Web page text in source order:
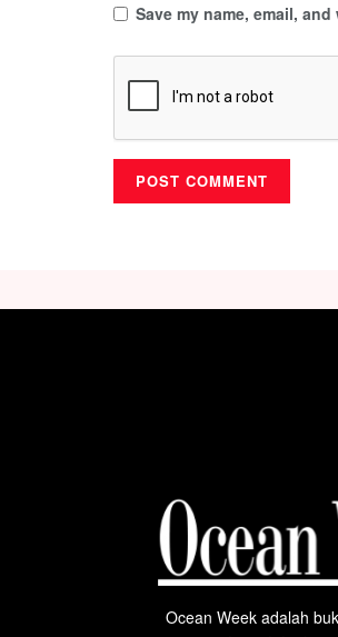
Save my name, email,
Ocean Week adalah